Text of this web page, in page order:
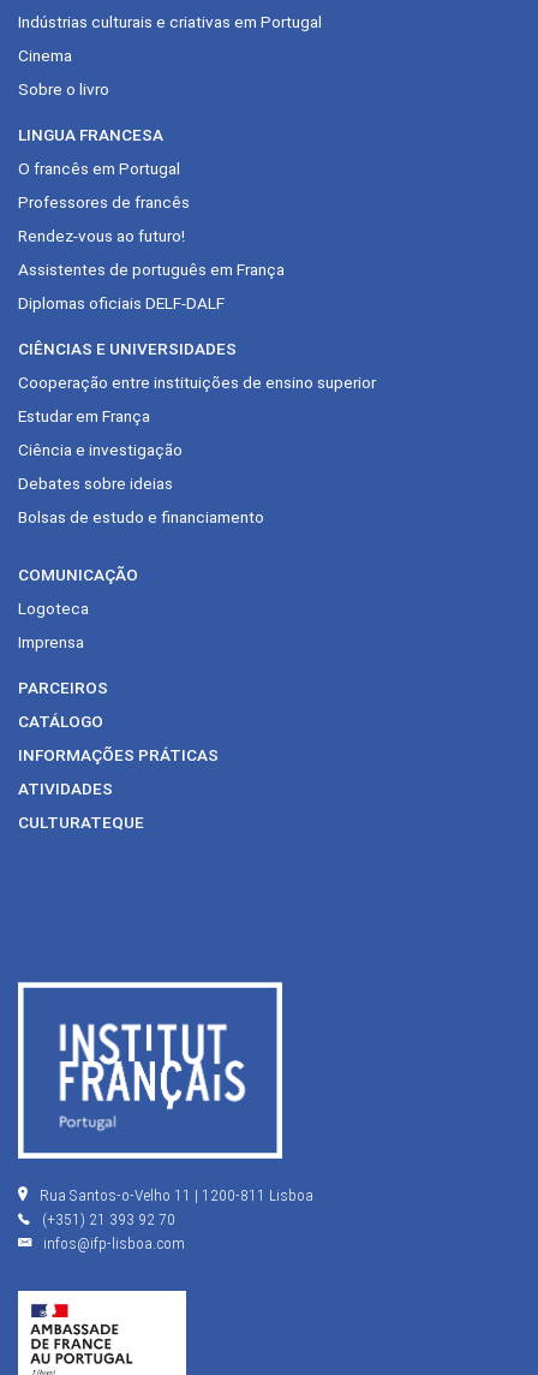
Indústrias culturais e criativas em Portugal
Cinema
Sobre o livro
LINGUA FRANCESA
O francês em Portugal
Professores de francês
Rendez-vous ao futuro!
Assistentes de português em França
Diplomas oficiais DELF-DALF
CIÊNCIAS E UNIVERSIDADES
Cooperação entre instituições de ensino superior
Estudar em França
Ciência e investigação
Debates sobre ideias
Bolsas de estudo e financiamento
COMUNICAÇÃO
Logoteca
Imprensa
PARCEIROS
CATÁLOGO
INFORMAÇÕES PRÁTICAS
ATIVIDADES
CULTURATEQUE
Rua Santos-o-Velho 11 | 1200-811 Lisboa
(+351) 21 393 92 70
infos@ifp-lisboa.com